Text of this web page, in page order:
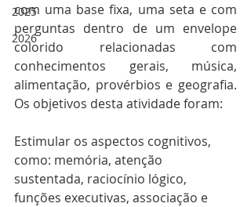
2025
2026
com uma base fixa, uma seta e com
perguntas dentro de um envelope
colorido relacionadas com
conhecimentos gerais, música,
alimentação, provérbios e geografia.
Os objetivos desta atividade foram:
Estimular os aspectos cognitivos,
como: memória, atenção
sustentada, raciocínio lógico,
funções executivas, associação e